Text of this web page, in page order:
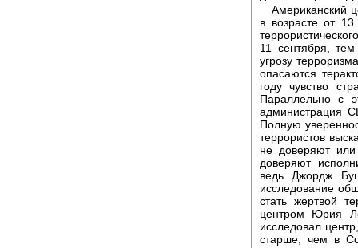
Американский
в возрасте от
11 сентября,
угрозу
опасаются
году чувство
Параллельно с
администрация
Полную
террористов
не доверяют
доверяют
ведь Джордж
исследование
стать жертвой
центром Юрия
исследовал
старше, чем в